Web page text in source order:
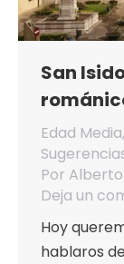
San
Edad Media,
Por
Deja un
Hoy
hablaros